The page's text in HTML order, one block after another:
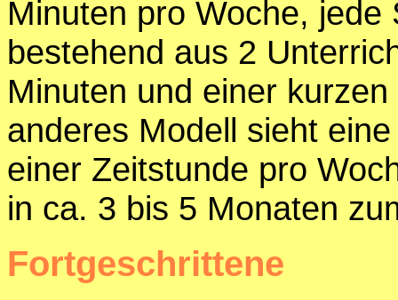
Minuten pro Woche, jede
bestehend aus 2
Minuten und einer
anderes Modell sieht
einer Zeitstunde pro
in ca. 3 bis 5 Monaten
Fortgeschrittene